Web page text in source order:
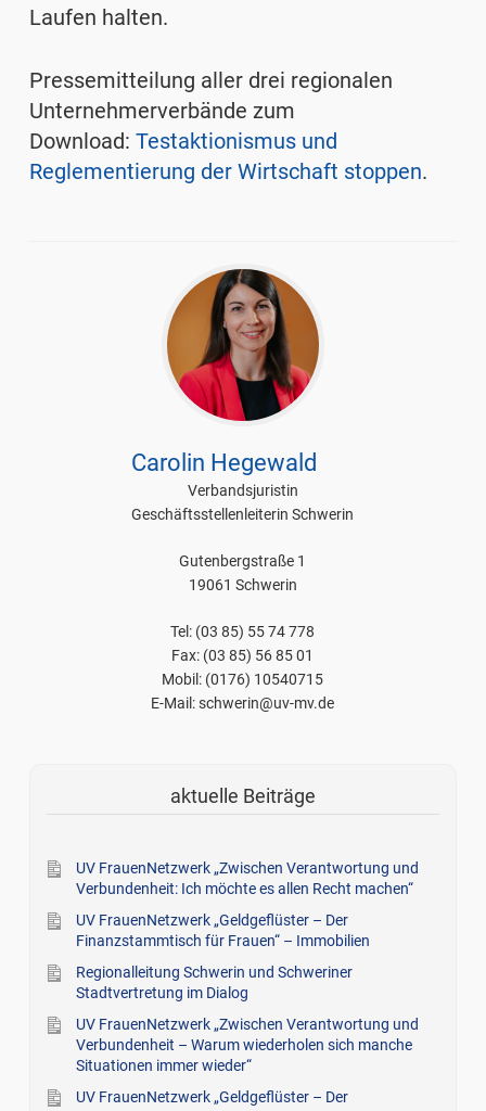
Laufen halten.
Pressemitteilung aller drei regionalen
Unternehmerverbände zum
Download: Testaktionismus und
Reglementierung der Wirtschaft stoppen.
Carolin Hegewald
Verbandsjuristin
Geschäftsstellenleiterin Schwerin
Gutenbergstraße 1
19061 Schwerin
Tel: (03 85) 55 74 778
Fax: (03 85) 56 85 01
Mobil: (0176) 10540715
E-Mail: schwerin@uv-mv.de
aktuelle Beiträge
UV FrauenNetzwerk „Zwischen Verantwortung und
Verbundenheit: Ich möchte es allen Recht machen“
UV FrauenNetzwerk „Geldgeflüster – Der
Finanzstammtisch für Frauen“ – Immobilien
Regionalleitung Schwerin und Schweriner
Stadtvertretung im Dialog
UV FrauenNetzwerk „Zwischen Verantwortung und
Verbundenheit – Warum wiederholen sich manche
Situationen immer wieder“
UV FrauenNetzwerk „Geldgeflüster – Der